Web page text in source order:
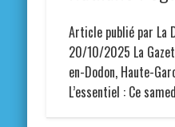
Article publié par La
20/10/2025 La
en-Dodon, Haute-
L’essentiel : Ce